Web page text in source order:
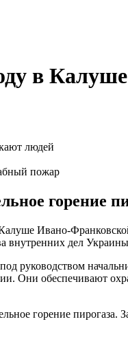
в
пожар
горение
Ивано-
дел Украины
руководством
Они обеспечивают
горение